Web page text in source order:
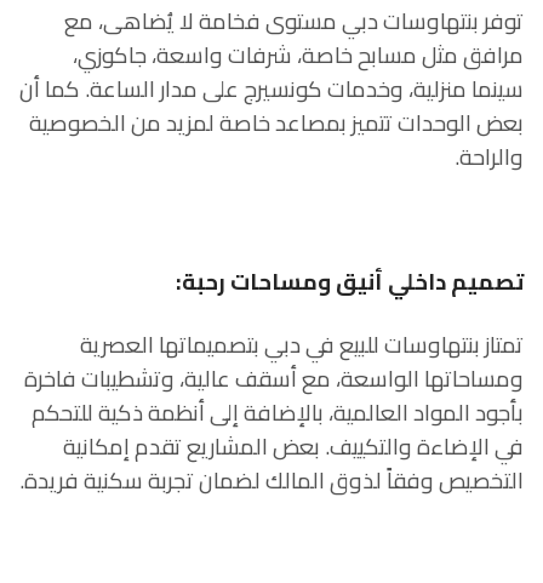
توفر بنتهاوسات دبي مستوى فخامة لا يُضاهى، مع
مرافق مثل مسابح خاصة، شرفات واسعة، جاكوزي،
سينما منزلية، وخدمات كونسيرج على مدار الساعة. كما أن
بعض الوحدات تتميز بمصاعد خاصة لمزيد من الخصوصية
والراحة.
تصميم داخلي أنيق ومساحات رحبة:
تمتاز بنتهاوسات للبيع في دبي بتصميماتها العصرية
ومساحاتها الواسعة، مع أسقف عالية، وتشطيبات فاخرة
بأجود المواد العالمية، بالإضافة إلى أنظمة ذكية للتحكم
في الإضاءة والتكييف. بعض المشاريع تقدم إمكانية
التخصيص وفقاً لذوق المالك لضمان تجربة سكنية فريدة.